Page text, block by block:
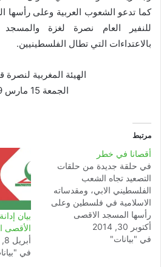
كما تدعو الشعوب العربية وعلى رأسها
للنفير العام نصرة لغزة والمسجد
بالاعتداءات التي تطال الفلسطينيين.
الهيئة المغربية لنصرة
الجمعة 15 مارس 2019
مرتبط
أقصانا في خطر
في حلقة جديدة من حلقات
التصعيد تجاه الشعب
الفلسطيني الابي، ومقدساته
الاسلامية في فلسطين وعلى
رأسها المسجد الاقصى
المبارك، وبعد الاقتحامات
المتكررة التي قام بها جيش
أكتوبر 30, 2014
في "بيانات"
بيان
الأقصى
أبريل 8, 2026
في